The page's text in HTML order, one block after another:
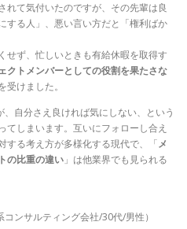
れて気付いたのですが、その先輩は良
する人」、悪い言い方だと「権利ばか
せず、忙しいときも有給休暇を取得す
クトメンバーとしての役割を果たさな
けました。
自分さえ良ければ気にしない、という
てしまいます。互いにフォローし合え
する考え方が多様化する現代で、「メ
の比重の違い 」は他業界でも見られる
ンサルティング会社/30代/男性）